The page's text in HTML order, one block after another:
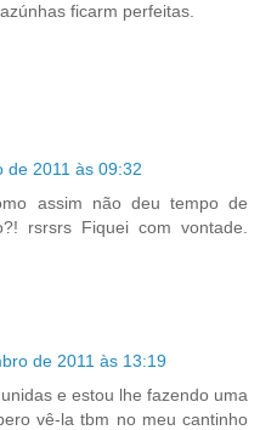
ficarm perfeitas.
de 2011 às 09:32
assim não deu tempo de
rsrsrs Fiquei com vontade.
de 2011 às 13:19
e estou lhe fazendo uma
vê-la tbm no meu cantinho